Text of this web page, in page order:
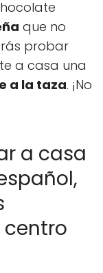
que no
probar
a casa una
a la taza. ¡No
a casa
centro